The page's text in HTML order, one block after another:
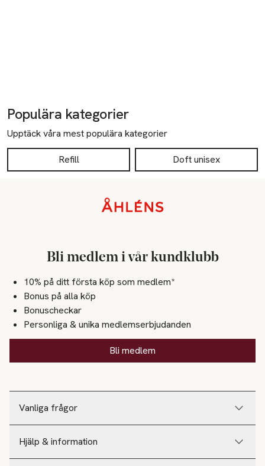
Populära kategorier
Upptäck våra mest populära kategorier
Refill Doft unisex
Vanliga frågor
Hjälp & information
Bli medlem i vår kundklubb
10% på ditt första köp som medlem*
Bonus på alla köp
Bonuscheckar
Personliga & unika medlemserbjudanden
Bli medlem